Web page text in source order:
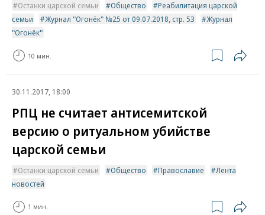
Останки царской семьи Общество
Реабилитация царской
семьи
Журнал "Огонёк" №25 от 09.07.2018, стр. 53
Журнал
"Огонёк"
10 мин.
30.11.2017, 18:00
РПЦ не считает антисемитской
версию о ритуальном убийстве
царской семьи
Останки царской семьи Общество Православие
Лента
новостей
1 мин.